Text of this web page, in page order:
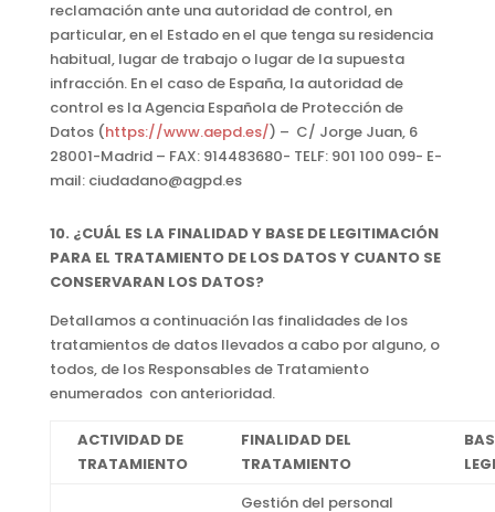
reclamación ante una autoridad de control, en
particular, en el Estado en el que tenga su residencia
habitual, lugar de trabajo o lugar de la supuesta
infracción. En el caso de España, la autoridad de
control es la Agencia Española de Protección de
Datos (https://www.aepd.es/) – C/ Jorge Juan, 6
28001-Madrid – FAX: 914483680- TELF: 901 100 099- E-
mail: ciudadano@agpd.es
10. ¿CUÁL ES LA FINALIDAD Y BASE DE LEGITIMACIÓN
PARA EL TRATAMIENTO DE LOS DATOS Y CUANTO SE
CONSERVARAN LOS DATOS?
Detallamos a continuación las finalidades de los
tratamientos de datos llevados a cabo por alguno, o
todos, de los Responsables de Tratamiento
enumerados con anterioridad.
ACTIVIDAD DE
TRATAMIENTO
FINALIDAD DEL
TRATAMIENTO
Gestión del personal